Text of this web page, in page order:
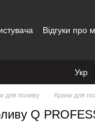
Відгуки про
Укр
для поливу Крани для
Q